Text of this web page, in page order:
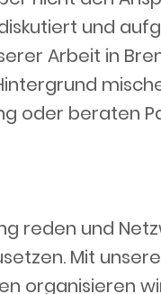
und
Arbeit in
oder beraten
reden und
Mit
organisieren